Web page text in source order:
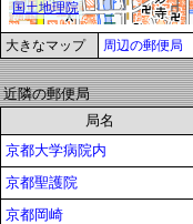
大きなマップ 周辺の郵便局
近隣の郵便局
局名
京都大学病院内
京都聖護院
京都岡崎